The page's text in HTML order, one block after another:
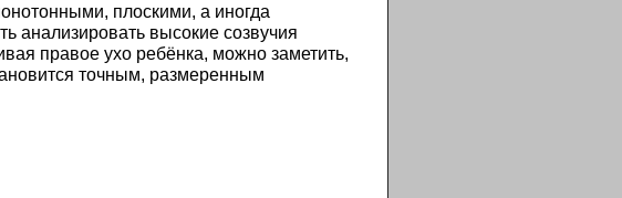
плоскими, а иногда
анализировать высокие созвучия
правое ухо ребёнка, можно заметить,
точным, размеренным